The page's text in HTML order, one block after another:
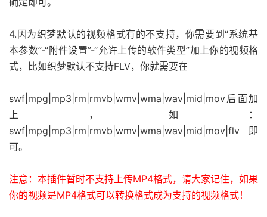
4.因为织梦默认的视频格式有的不支持，你需要到“系统基
本参数”-“附件设置”-“允许上传的软件类型”加上你的视频格
式，比如织梦默认不支持FLV，你就需要在
swf|mpg|mp3|rm|rmvb|wmv|wma|wav|mid|mov后面加
上，如：
swf|mpg|mp3|rm|rmvb|wmv|wma|wav|mid|mov|flv 即
可。
注意：本插件暂时不支持上传MP4格式，请大家记住，如果
你的视频是MP4格式可以转换格式成为支持的视频格式！